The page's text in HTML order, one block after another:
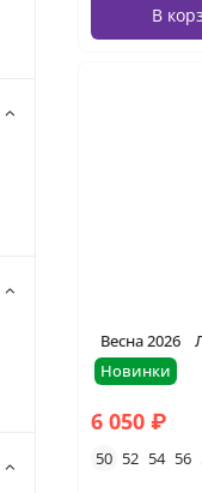
В
Весна 2026
Новинки
6 050 ₽
50 52 54 56